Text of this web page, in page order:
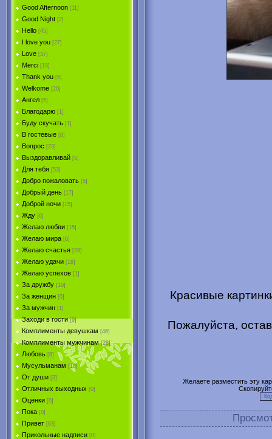
Good Afternoon [11]
Good Night [2]
Hello [45]
I love you [27]
Love [37]
Merci [18]
Thank you [5]
Welkome [20]
Ангел [5]
Благодарю [1]
Буду скучать [1]
В гостевые [8]
Вопрос [23]
Выздоравливай [5]
Для тебя [53]
Добро пожаловать [5]
Добрый день [17]
Доброй ночи [15]
Жду [6]
Желаю любви [15]
Желаю мира [6]
Желаю счастья [28]
Желаю удачи [18]
Желаю успехов [1]
За дружбу [10]
За женщин [0]
За мужчин [1]
Заходи в гости [9]
Комплименты девушкам [46]
Комплименты мужчинам [28]
Любовь [8]
Мусульманам [18]
От души [3]
Отличных выходных [0]
Оценки [0]
Пока [0]
Привет [63]
Прикольные надписи [0]
Красивые
Пожалуйста,
Желаете разместить эту